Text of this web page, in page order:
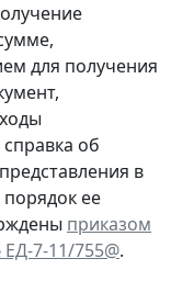
для получения
об
в
ее
приказом
7-11/755@.